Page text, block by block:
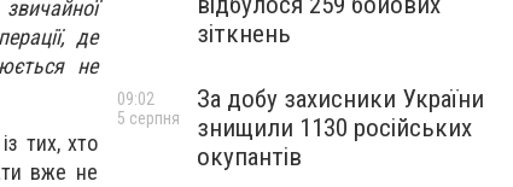
де
не
тих, хто
вже не
зіткнень
За добу захисники України
знищили 1130 російських
окупантів
09:02
5 серпня